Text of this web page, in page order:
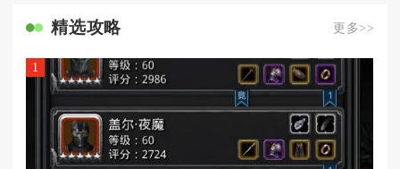
精选攻略 更多>>
1